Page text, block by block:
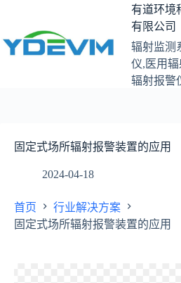
内
容
有道环境
有限公司
辐射监测
仪,医用
辐射报警
固定式场所辐射报警装置的应用
2024-04-18
首页
行业解决方案
固定式场所辐射报警装置的应用